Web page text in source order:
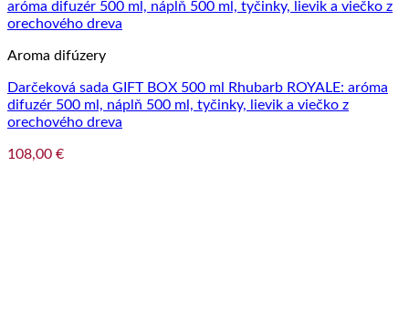
Aroma difúzery
Darčeková sada GIFT BOX 500 ml Rhubarb ROYALE: aróma
difuzér 500 ml, náplň 500 ml, tyčinky, lievik a viečko z
orechového dreva
108,00 €